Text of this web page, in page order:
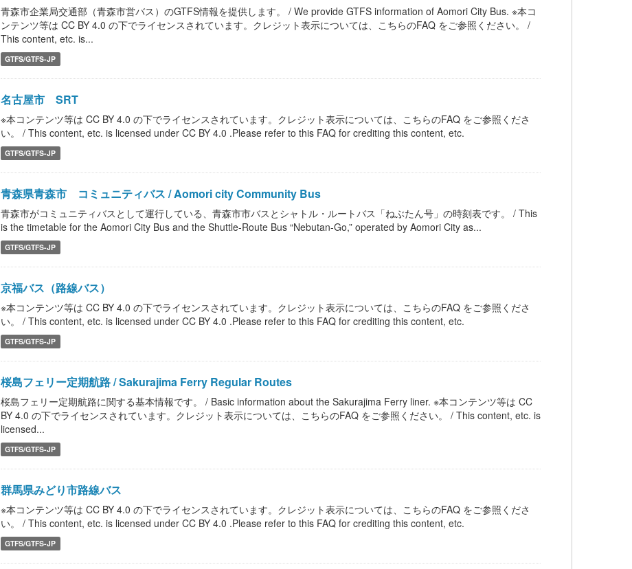
青森市企業局交通部（青森市営バス）のGTFS情報を提供します。 / We provide GTFS information of Aomori City Bus. ※本コ
ンテンツ等は CC BY 4.0 の下でライセンスされています。クレジット表示については、こちらのFAQ をご参照ください。 /
This content, etc. is...
GTFS/GTFS-JP
名古屋市 SRT
※本コンテンツ等は CC BY 4.0 の下でライセンスされています。クレジット表示については、こちらのFAQ をご参照くださ
い。 / This content, etc. is licensed under CC BY 4.0 .Please refer to this FAQ for crediting this content, etc.
GTFS/GTFS-JP
青森県青森市 コミュニティバス / Aomori city Community Bus
青森市がコミュニティバスとして運行している、青森市市バスとシャトル・ルートバス「ねぶたん号」の時刻表です。 / This
is the timetable for the Aomori City Bus and the Shuttle-Route Bus “Nebutan-Go,” operated by Aomori City as...
GTFS/GTFS-JP
京福バス（路線バス）
※本コンテンツ等は CC BY 4.0 の下でライセンスされています。クレジット表示については、こちらのFAQ をご参照くださ
い。 / This content, etc. is licensed under CC BY 4.0 .Please refer to this FAQ for crediting this content, etc.
GTFS/GTFS-JP
桜島フェリー定期航路 / Sakurajima Ferry Regular Routes
桜島フェリー定期航路に関する基本情報です。 / Basic information about the Sakurajima Ferry liner. ※本コンテンツ等は CC
BY 4.0 の下でライセンスされています。クレジット表示については、こちらのFAQ をご参照ください。 / This content, etc. is
licensed...
GTFS/GTFS-JP
群馬県みどり市路線バス
※本コンテンツ等は CC BY 4.0 の下でライセンスされています。クレジット表示については、こちらのFAQ をご参照くださ
い。 / This content, etc. is licensed under CC BY 4.0 .Please refer to this FAQ for crediting this content, etc.
GTFS/GTFS-JP